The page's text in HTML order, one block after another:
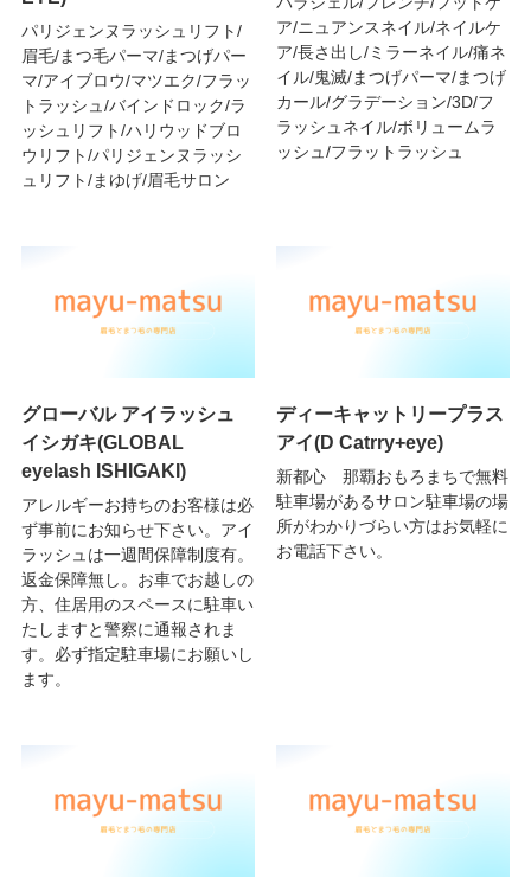
パリジェンヌラッシュリフト/
眉毛/まつ毛パーマ/まつげパー
マ/アイブロウ/マツエク/フラッ
トラッシュ/バインドロック/ラ
ッシュリフト/ハリウッドブロ
ウリフト/パリジェンヌラッシ
ュリフト/まゆげ/眉毛サロン
ア/ニュアンスネイル/ネイルケ
ア/長さ出し/ミラーネイル/痛ネ
イル/鬼滅/まつげパーマ/まつげ
カール/グラデーション/3D/フ
ラッシュネイル/ボリュームラ
ッシュ/フラットラッシュ
グローバル アイラッシュ
イシガキ(GLOBAL
eyelash ISHIGAKI)
アレルギーお持ちのお客様は必
ず事前にお知らせ下さい。アイ
ラッシュは一週間保障制度有。
返金保障無し。お車でお越しの
方、住居用のスペースに駐車い
たしますと警察に通報されま
す。必ず指定駐車場にお願いし
ます。
ディーキャットリープラス
アイ(D Catrry+eye)
新都心 那覇おもろまちで無料
駐車場があるサロン駐車場の場
所がわかりづらい方はお気軽に
お電話下さい。